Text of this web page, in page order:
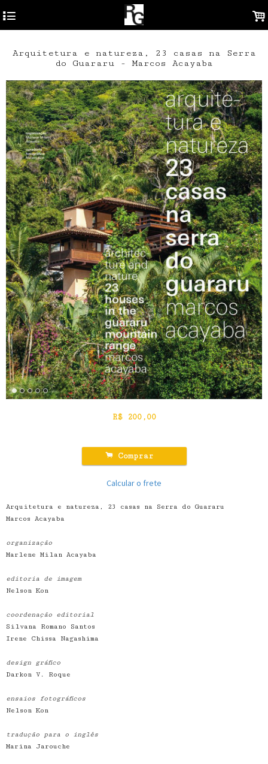
4 .
Arquitetura e natureza, 23 casas na Serra
do Guararu - Marcos Acayaba
R$ 200,00
. Comprar
Calcular o frete
Arquitetura e natureza, 23 casas na Serra do Guararu
Marcos Acayaba
organização
Marlene Milan Acayaba
editoria de imagem
Nelson Kon
coordenação editorial
Silvana Romano Santos
Irene Chissa Nagashima
design gráfico
Darkon V. Roque
ensaios fotográficos
Nelson Kon
tradução para o inglês
Marina Jarouche